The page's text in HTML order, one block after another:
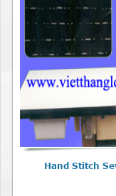
Hand Stitch